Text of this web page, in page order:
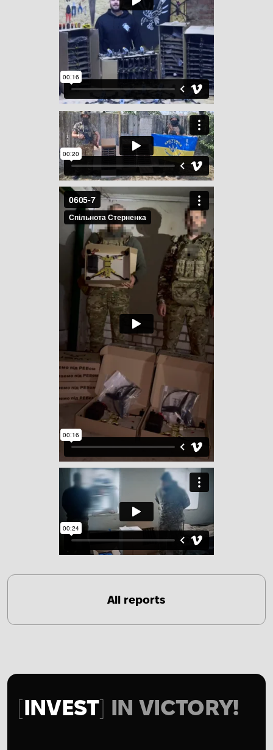
Type image caption here
(optional)
All reports
INVEST IN VICTORY!